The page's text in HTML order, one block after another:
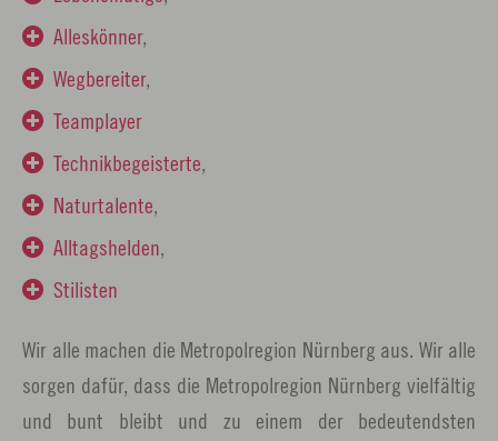
Alleskönner,
Wegbereiter,
Teamplayer
Technikbegeisterte,
Naturtalente,
Alltagshelden,
Stilisten
Wir alle machen die Metropolregion Nürnberg aus. Wir alle
sorgen dafür, dass die Metropolregion Nürnberg vielfältig
und bunt bleibt und zu einem der bedeutendsten